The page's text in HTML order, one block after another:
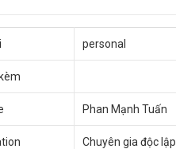
personal
Phan Mạnh Tuấn
Chuyên gia độc lập